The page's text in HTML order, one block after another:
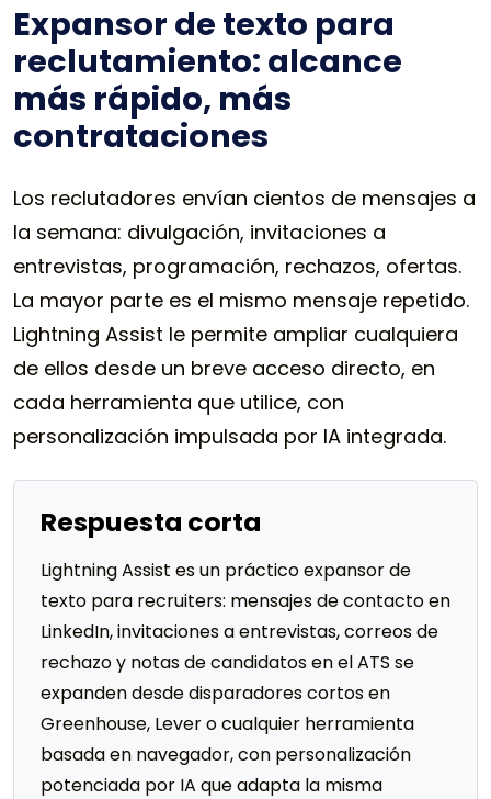
Expansor de texto para
reclutamiento: alcance
más rápido, más
contrataciones
Los reclutadores envían cientos de mensajes a
la semana: divulgación, invitaciones a
entrevistas, programación, rechazos, ofertas.
La mayor parte es el mismo mensaje repetido.
Lightning Assist le permite ampliar cualquiera
de ellos desde un breve acceso directo, en
cada herramienta que utilice, con
personalización impulsada por IA integrada.
Respuesta corta
Lightning Assist es un práctico expansor de
texto para recruiters: mensajes de contacto en
LinkedIn, invitaciones a entrevistas, correos de
rechazo y notas de candidatos en el ATS se
expanden desde disparadores cortos en
Greenhouse, Lever o cualquier herramienta
basada en navegador, con personalización
potenciada por IA que adapta la misma